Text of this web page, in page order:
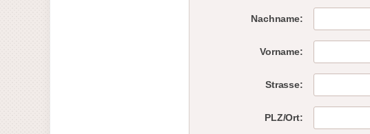
Nachname:
Vorname:
Strasse:
PLZ/Ort: